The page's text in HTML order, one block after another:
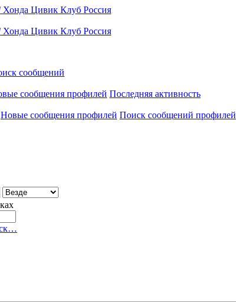
сообщений
сообщения профилей Последняя активность
Новые сообщения профилей Поиск сообщений профилей